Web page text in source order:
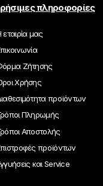
πληροφορίες
εταιρία μας
Ζήτησης
Χρήσης
προϊόντων
Πληρωμής
Αποστολής
προϊόντων
και Service